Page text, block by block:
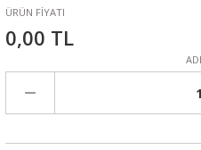
ÜRÜN FİYATI
0,00 TL